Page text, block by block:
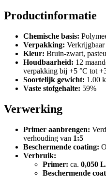
Productinformatie
Chemische basis:
Verpakking:
Kleur: Bruin-zwart,
Houdbaarheid: 12
verpakking bij +5 °C tot
Soortelijk gewicht: 1.00
Vaste stofgehalte: 59%
Verwerking
Primer aanbrengen:
verhouding van 1:5
Beschermende coating:
Verbruik:
Primer: ca. 0,050
Beschermende